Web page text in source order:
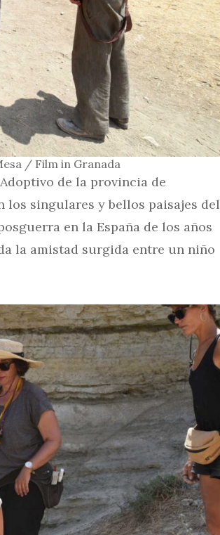
/ Film in Granada
de la provincia de
los singulares y bellos paisajes del
en la España de los años
la amistad surgida entre un niño